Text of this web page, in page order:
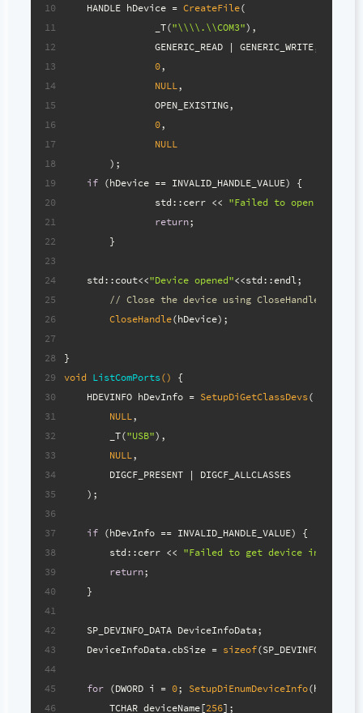
10
11
12
13
14
15
16
17
18
19
20
21
22
23
24
25
26
27
28
29
30
31
32
33
34
35
36
37
38
39
40
41
42
43
44
45
46
    HANDLE hDevice =
CreateFile(
		_T(
"\\\\.\\COM3"),
		GENERIC_READ | GENERIC_WRITE,
0,
NULL ,
		OPEN_EXISTING,
0,
NULL
	);
if (hDevice == INVALID_HANDLE_VALUE) {
		std::cerr <<
"Failed to open
return;
	}
    std::cout<<
"Device opened"<<std::endl;
// Close the device using CloseHandle
CloseHandle(hDevice);
}
void ListComPorts()
{
    HDEVINFO hDevInfo =
SetupDiGetClassDevs(
NULL ,
        _T(
"USB"),
NULL ,
        DIGCF_PRESENT | DIGCF_ALLCLASSES
    );
if (hDevInfo == INVALID_HANDLE_VALUE) {
        std::cerr <<
"Failed to get device
return;
    }
    SP_DEVINFO_DATA DeviceInfoData;
    DeviceInfoData.cbSize =
sizeof(SP_DEVINFO_DATA);
for (DWORD i = 0; SetupDiEnumDeviceInfo
        TCHAR deviceName[
256];